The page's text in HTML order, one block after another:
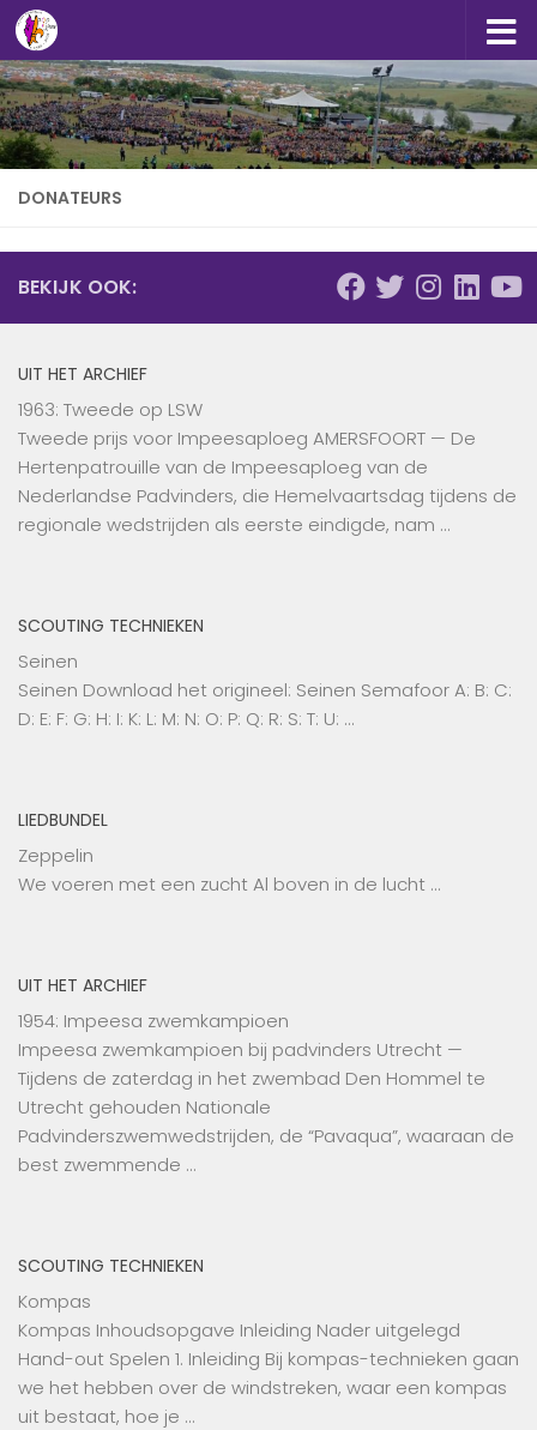
Doorgaan naar inhoud
DONATEURS
BEKIJK OOK:
UIT HET ARCHIEF
1963: Tweede op LSW
Tweede prijs voor Impeesaploeg AMERSFOORT — De
Hertenpatrouille van de Impeesaploeg van de
Nederlandse Padvinders, die Hemelvaartsdag tijdens de
regionale wedstrijden als eerste eindigde, nam …
SCOUTING TECHNIEKEN
Seinen
Seinen Download het origineel: Seinen Semafoor A: B: C:
D: E: F: G: H: I: K: L: M: N: O: P: Q: R: S: T: U: …
LIEDBUNDEL
Zeppelin
We voeren met een zucht Al boven in de lucht …
UIT HET ARCHIEF
1954: Impeesa zwemkampioen
Impeesa zwemkampioen bij padvinders Utrecht —
Tijdens de zaterdag in het zwembad Den Hommel te
Utrecht gehouden Nationale
Padvinderszwemwedstrijden, de “Pavaqua”, waaraan de
best zwemmende …
SCOUTING TECHNIEKEN
Kompas
Kompas Inhoudsopgave Inleiding Nader uitgelegd
Hand-out Spelen 1. Inleiding Bij kompas-technieken gaan
we het hebben over de windstreken, waar een kompas
uit bestaat, hoe je …